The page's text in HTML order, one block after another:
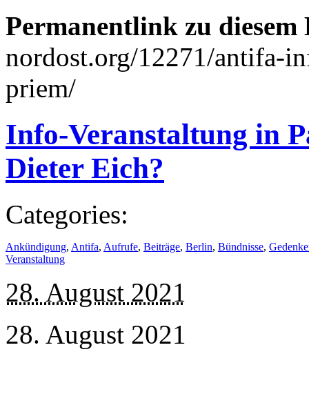
Permanentlink zu
nordost.org/12271/antifa-
priem/
Info-Veranstaltung in
Dieter Eich?
Categories:
Ankündigung, Antifa, Aufrufe, Beiträge, Berlin, Bündnisse,
Veranstaltung
28. August 2021
28. August 2021